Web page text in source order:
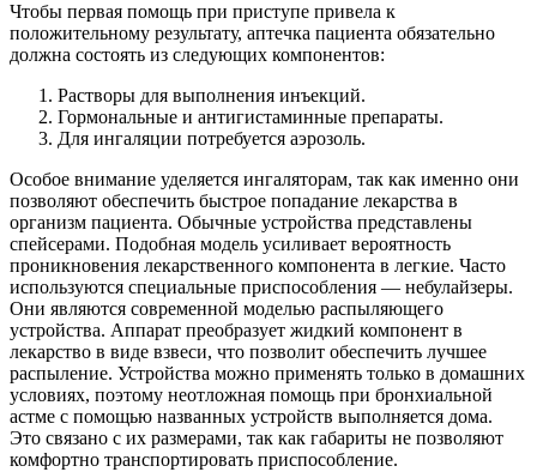
Чтобы первая помощь при приступе привела к
положительному результату, аптечка пациента обязательно
должна состоять из следующих компонентов:
Растворы для выполнения инъекций.
Гормональные и антигистаминные препараты.
Для ингаляции потребуется аэрозоль.
Особое внимание уделяется ингаляторам, так как именно они
позволяют обеспечить быстрое попадание лекарства в
организм пациента. Обычные устройства представлены
спейсерами. Подобная модель усиливает вероятность
проникновения лекарственного компонента в легкие. Часто
используются специальные приспособления — небулайзеры.
Они являются современной моделью распыляющего
устройства. Аппарат преобразует жидкий компонент в
лекарство в виде взвеси, что позволит обеспечить лучшее
распыление. Устройства можно применять только в домашних
условиях, поэтому неотложная помощь при бронхиальной
астме с помощью названных устройств выполняется дома.
Это связано с их размерами, так как габариты не позволяют
комфортно транспортировать приспособление.